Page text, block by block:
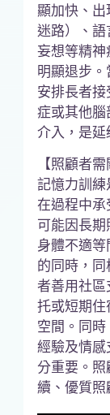
顯加快、
迷路）、
妄想等精
明顯退步
安排長者
症或其他
介入，是延
【照顧者
記憶力訓
在過程中
可能因長
身體不適
的同時，
者善用社
托或短期
空間。同
經驗及情
分重要。
續、優質照